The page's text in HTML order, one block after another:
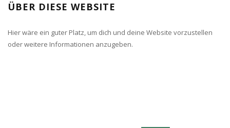
ÜBER DIESE WEBSITE
Hier wäre ein guter Platz, um dich und deine Website vorzustellen
oder weitere Informationen anzugeben.